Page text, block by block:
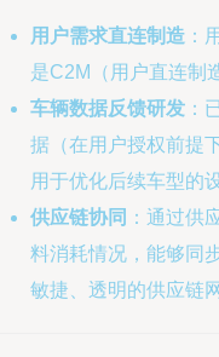
用户需求直连制造 ：
是C2M（用户直连制
车辆数据反馈研发 ：
据（在用户授权前提
用于优化后续车型的
供应链协同 ：通过供
料消耗情况，能够同
敏捷、透明的供应链